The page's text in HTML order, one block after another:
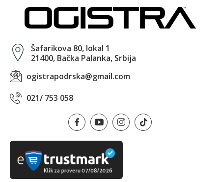
Šafarikova 80, lokal 1
21400, Bačka Palanka, Srbija
ogistrapodrska@gmail.com
021/ 753 058